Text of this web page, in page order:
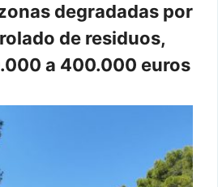
degradadas por
de residuos,
a 400.000 euros